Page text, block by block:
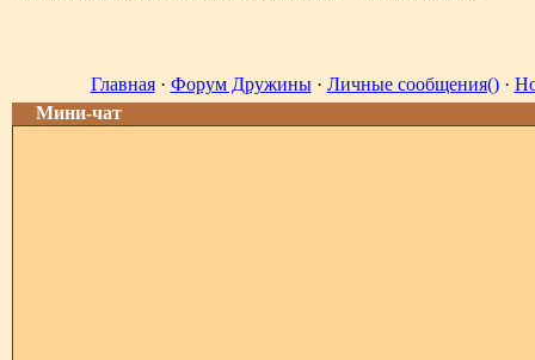
Главная· Форум Дружины· Личные сообщения()·
Мини-чат